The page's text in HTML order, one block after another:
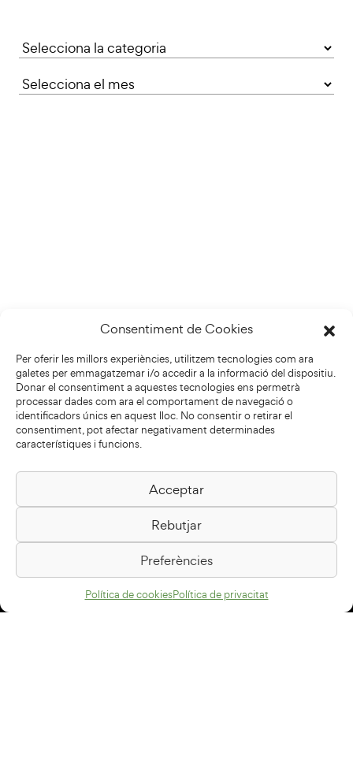
Consentiment de Cookies
Per oferir les millors experiències, utilitzem tecnologies com ara
galetes per emmagatzemar i/o accedir a la informació del dispositiu.
Donar el consentiment a aquestes tecnologies ens permetrà
processar dades com ara el comportament de navegació o
identificadors únics en aquest lloc. No consentir o retirar el
consentiment, pot afectar negativament determinades
característiques i funcions.
Acceptar
Rebutjar
Preferències
Política de cookiesPolítica de privacitat
Categories
Biblioteca Pilarin Bayés
Passeig de la Generalitat, 1
08500 Vic